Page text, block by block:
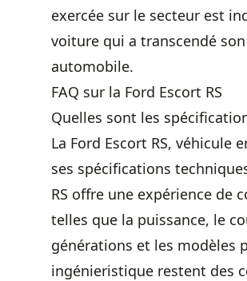
exercée sur le secteur est
voiture qui a transcendé
automobile.
FAQ sur la Ford Escort RS
Quelles sont les
La Ford Escort RS,
ses spécifications
RS offre une expérience de
telles que la puissance, le
générations et les modèles
ingénieristique restent des